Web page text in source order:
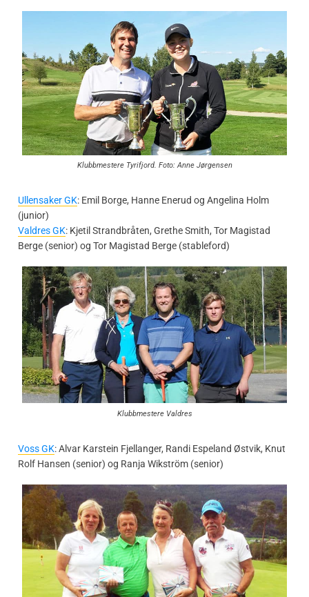
Klubbmestere Tyrifjord. Foto: Anne Jørgensen
Ullensaker GK: Emil Borge, Hanne Enerud og Angelina Holm
(junior)
Valdres GK: Kjetil Strandbråten, Grethe Smith, Tor Magistad
Berge (senior) og Tor Magistad Berge (stableford)
Klubbmestere Valdres
Voss GK: Alvar Karstein Fjellanger, Randi Espeland Østvik, Knut
Rolf Hansen (senior) og Ranja Wikström (senior)